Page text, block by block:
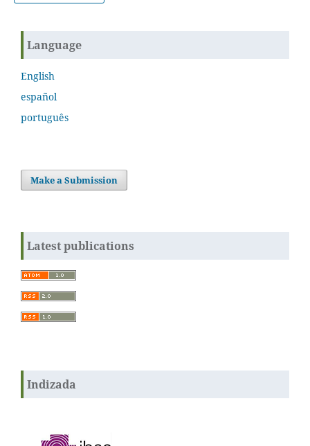
Language
English
español
português
Make a Submission
Latest publications
Indizada